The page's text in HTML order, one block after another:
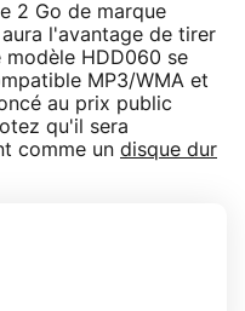
2 Go de marque
l'avantage de tirer
HDD060 se
MP3/WMA et
au prix public
qu'il sera
comme un disque dur